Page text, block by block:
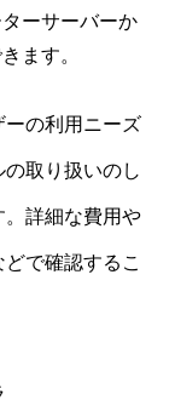
ーサーバーか
ます。
ーの利用ニーズ
取り扱いのし
詳細な費用や
で確認するこ